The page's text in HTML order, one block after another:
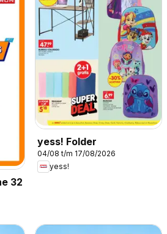
32
yess! Folder
04/08 t/m 17/08/2026
yess!